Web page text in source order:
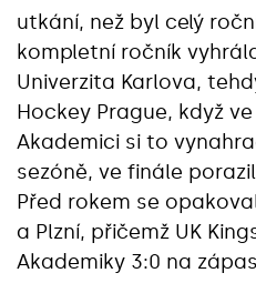
utkání, než byl celý
kompletní ročník
Univerzita Karlova,
Hockey Prague, když
Akademici si to
sezóně, ve finále
Před rokem se
a Plzní, přičemž UK
Akademiky 3:0 na